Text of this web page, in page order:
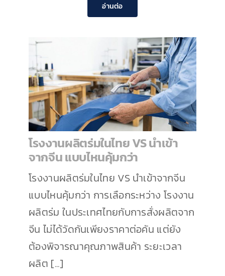
อ่านต่อ
โรงงานผลิตร่มในไทย VS นำเข้า
จากจีน แบบไหนคุ้มกว่า
โรงงานผลิตร่มในไทย VS นำเข้าจากจีน
แบบไหนคุ้มกว่า การเลือกระหว่าง โรงงาน
ผลิตร่ม ในประเทศไทยกับการสั่งผลิตจาก
จีน ไม่ได้วัดกันเพียงราคาต่อคัน แต่ยัง
ต้องพิจารณาคุณภาพสินค้า ระยะเวลา
ผลิต [...]